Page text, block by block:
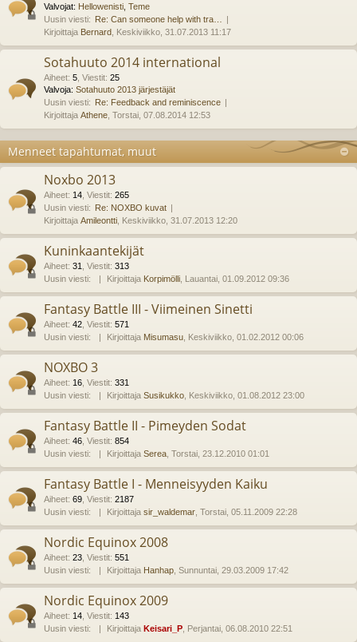
Valvojat: Hellowenisti Teme
Uusin viesti: Re: Can someone help with tra…
Kirjoittaja Bernard , Keskiviikko, 31.07.2013 11:17
Sotahuuto 2014 international
Aiheet: 5 Viestit: 25
Valvoja: Sotahuuto 2013 järjestäjät
Uusin viesti: Re: Feedback and reminiscence
Kirjoittaja Athene , Torstai, 07.08.2014 12:53
Menneet tapahtumat, muut
Noxbo 2013
Aiheet: 14 Viestit: 265
Uusin viesti: Re: NOXBO kuvat
Kirjoittaja Amileontti , Keskiviikko, 31.07.2013 12:20
Kuninkaantekijät
Aiheet: 31 Viestit: 313
Uusin viesti:
Kirjoittaja Korpimölli , Lauantai, 01.09.2012 09:36
Fantasy Battle III - Viimeinen Sinetti
Aiheet: 42 Viestit: 571
Uusin viesti:
Kirjoittaja Misumasu , Keskiviikko, 01.02.2012 00:06
NOXBO 3
Aiheet: 16 Viestit: 331
Uusin viesti:
Kirjoittaja Susikukko , Keskiviikko, 01.08.2012 23:00
Fantasy Battle II - Pimeyden Sodat
Aiheet: 46 Viestit: 854
Uusin viesti:
Kirjoittaja Serea , Torstai, 23.12.2010 01:01
Fantasy Battle I - Menneisyyden Kaiku
Aiheet: 69 Viestit: 2187
Uusin viesti:
Kirjoittaja sir_waldemar , Torstai, 05.11.2009 22:28
Nordic Equinox 2008
Aiheet: 23 Viestit: 551
Uusin viesti:
Kirjoittaja Hanhap , Sunnuntai, 29.03.2009 17:42
Nordic Equinox 2009
Aiheet: 14 Viestit: 143
Uusin viesti:
Kirjoittaja Keisari_P , Perjantai, 06.08.2010 22:51